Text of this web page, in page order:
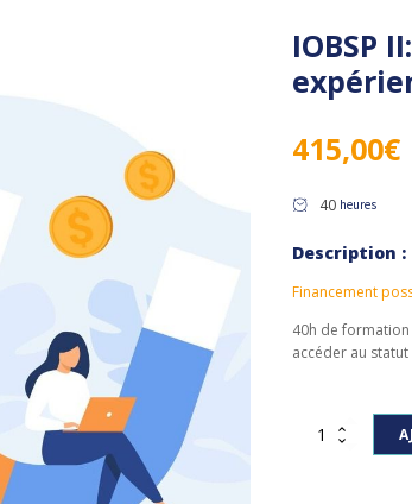
IOBSP
415,00€
40 heures
Description :
Financement
40h de
accéder au statut
quantité